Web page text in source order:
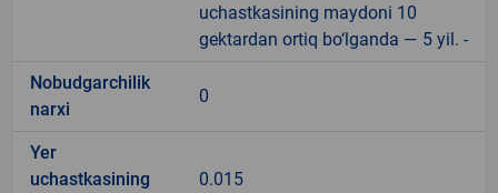
uchastkasining maydoni 10
gektardan ortiq bo‘lganda — 5 yil. -
Nobudgarchilik
narxi
0
Yer
uchastkasining
0.015